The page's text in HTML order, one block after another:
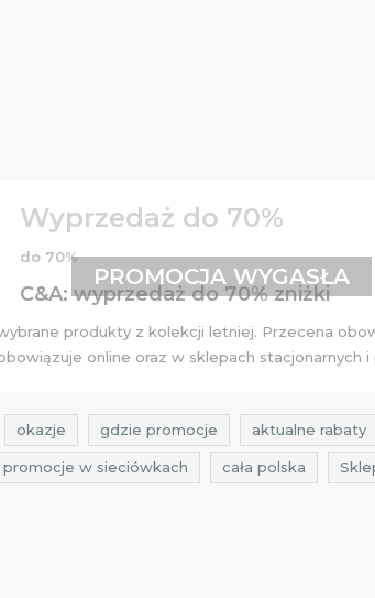
Wyprzedaż do 70%
do 70%
C&A: wyprzedaż do 70% zniżki
produkty z kolekcji letniej. Przecena
online oraz w sklepach stacjonarnych
PROMOCJA WYGASŁA
okazje gdzie promocje aktualne rabaty
promocje w sieciówkach cała polska